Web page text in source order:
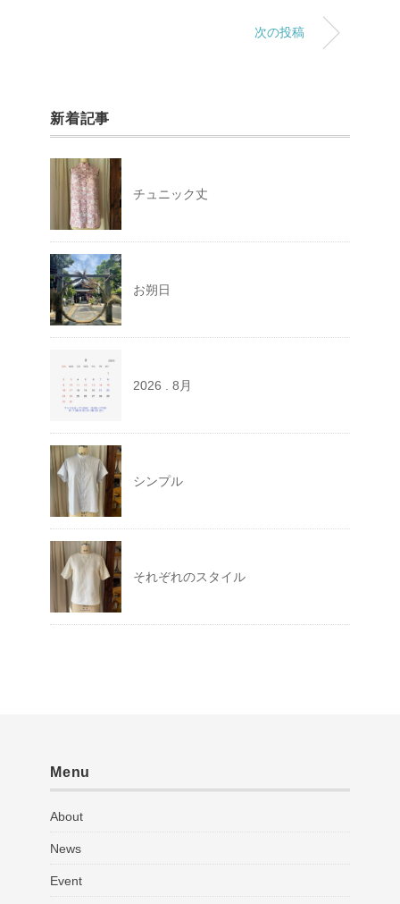
次の投稿
新着記事
チュニック丈
お朔日
2026 . 8月
シンプル
それぞれのスタイル
Menu
About
News
Event